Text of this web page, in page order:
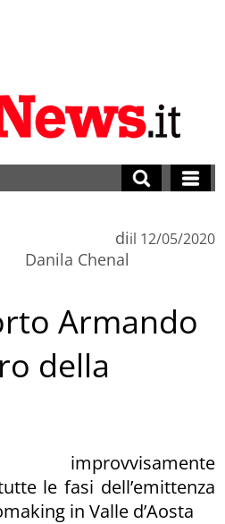
di
Danila Chenal
il 12/05/2020
Armando
della
le fasi dell’emittenza
in Valle d’Aosta